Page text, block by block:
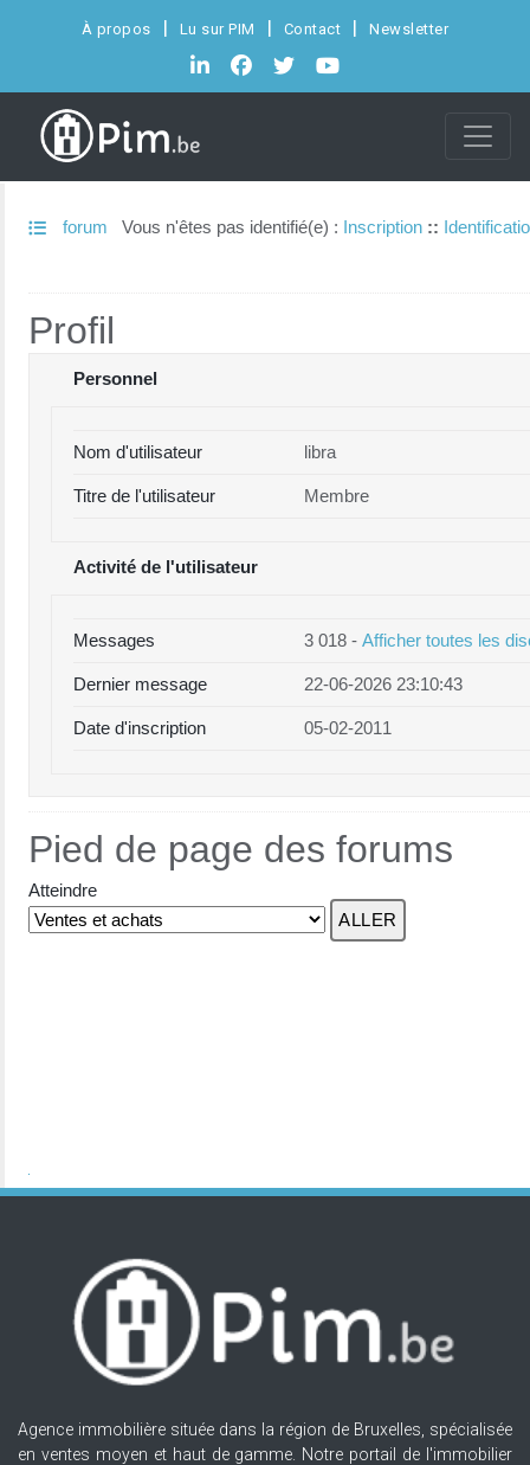
À propos Lu sur PIM Contact Newsletter
forum Vous n'êtes pas identifié(e) : Inscription ::
Profil
Personnel
Nom d'utilisateur libra
Titre de l'utilisateur Membre
Activité de l'utilisateur
Messages 3 018 - Afficher toutes les
Dernier message 22-06-2026 23:10:43
Date d'inscription 05-02-2011
Pied de page des forums
Atteindre
Agence immobilière située dans la région de Bruxelles, spécialisée
en ventes moyen et haut de gamme. Notre portail de l'immobilier